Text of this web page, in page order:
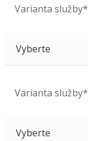
Varianta služby*
Varianta služby*